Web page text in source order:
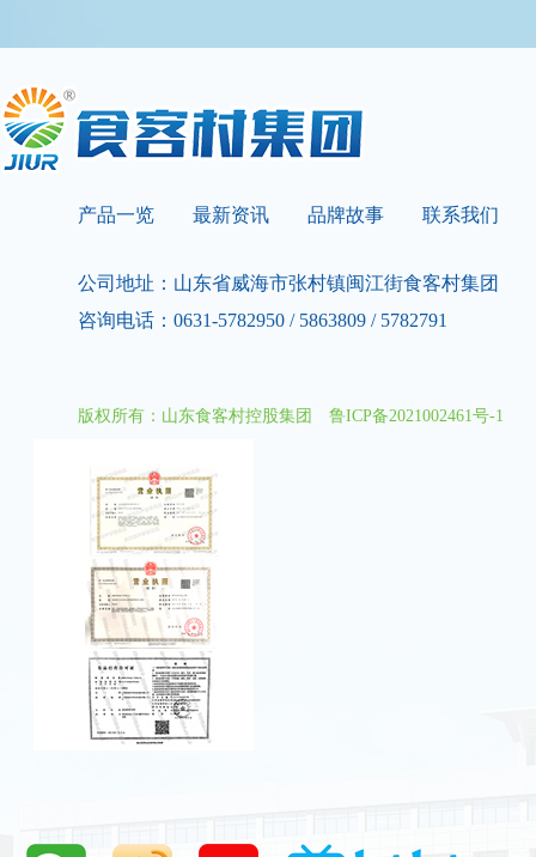
产品一览 最新资讯 品牌故事 联系我们
公司地址：山东省威海市张村镇闽江街食客村集团
咨询电话：0631-5782950 / 5863809 / 5782791
版权所有：山东食客村控股集团 鲁ICP备2021002461号-1